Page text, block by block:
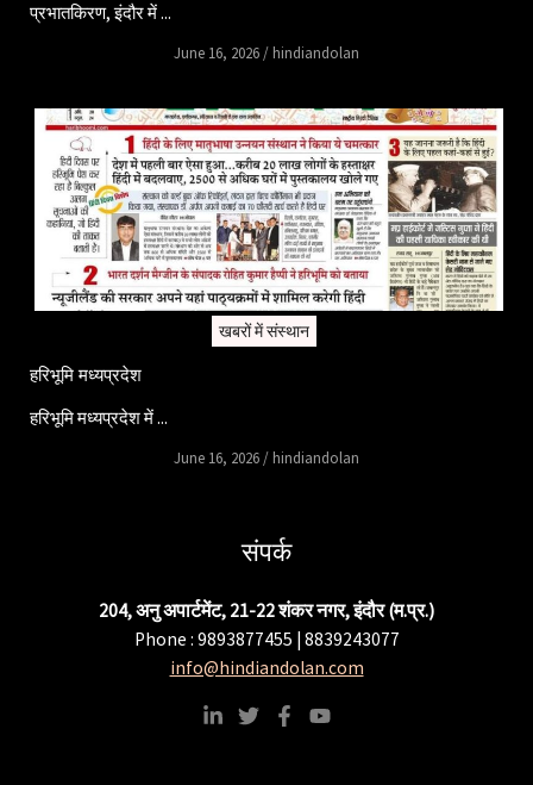
प्रभातकिरण, इंदौर में ...
June 16, 2026/ hindiandolan
खबरों में संस्थान
हरिभूमि मध्यप्रदेश
हरिभूमि मध्यप्रदेश में ...
June 16, 2026/ hindiandolan
संपर्क
204, अनु अपार्टमेंट, 21-22 शंकर नगर, इंदौर (म.प्र.)
Phone : 9893877455 | 8839243077
info@hindiandolan.com